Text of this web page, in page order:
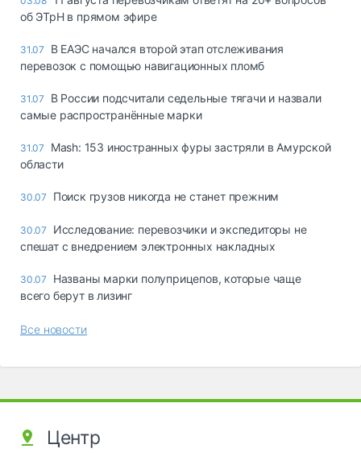
об ЭТрН в прямом эфире
31.07
В ЕАЭС начался второй этап отслеживания
перевозок с помощью навигационных пломб
31.07
В России подсчитали седельные тягачи и назвали
самые распространённые марки
31.07
Mash: 153 иностранных фуры застряли в Амурской
области
30.07 Поиск грузов никогда не станет прежним
30.07
Исследование: перевозчики и экспедиторы не
спешат с внедрением электронных накладных
30.07
Названы марки полуприцепов, которые чаще
всего берут в лизинг
Все новости
Центр